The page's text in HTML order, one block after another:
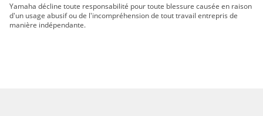
Yamaha décline toute responsabilité pour toute blessure causée en raison
d'un usage abusif ou de l'incompréhension de tout travail entrepris de
manière indépendante.